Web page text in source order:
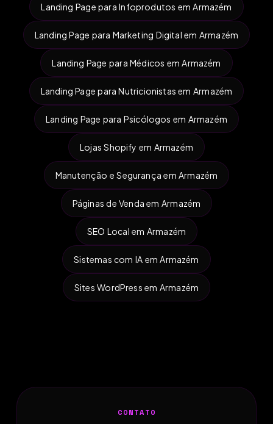
Landing Page para Infoprodutos em Armazém
Landing Page para Marketing Digital em Armazém
Landing Page para Médicos em Armazém
Landing Page para Nutricionistas em Armazém
Landing Page para Psicólogos em Armazém
Lojas Shopify em Armazém
Manutenção e Segurança em Armazém
Páginas de Venda em Armazém
SEO Local em Armazém
Sistemas com IA em Armazém
Sites WordPress em Armazém
CONTATO